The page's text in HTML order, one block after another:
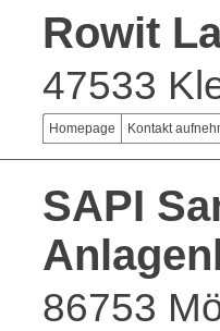
Rowit
47533
Homepage Kontakt
SAPI
86753